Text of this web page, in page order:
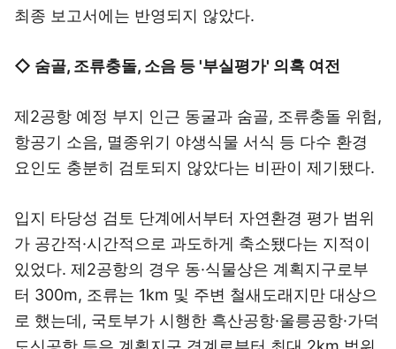
최종 보고서에는 반영되지 않았다.
◇ 숨골, 조류충돌, 소음 등 '부실평가' 의혹 여전
제2공항 예정 부지 인근 동굴과 숨골, 조류충돌 위험,
항공기 소음, 멸종위기 야생식물 서식 등 다수 환경
요인도 충분히 검토되지 않았다는 비판이 제기됐다.
입지 타당성 검토 단계에서부터 자연환경 평가 범위
가 공간적·시간적으로 과도하게 축소됐다는 지적이
있었다. 제2공항의 경우 동·식물상은 계획지구로부
터 300m, 조류는 1km 및 주변 철새도래지만 대상으
로 했는데, 국토부가 시행한 흑산공항·울릉공항·가덕